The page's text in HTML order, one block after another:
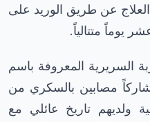
عن طريق الوريد على
يوماً متتالياً.
السريرية المعروفة باسم
10، التي شملت 76 مشاركاً مصابين بالسكري من
ولديهم تاريخ عائلي مع